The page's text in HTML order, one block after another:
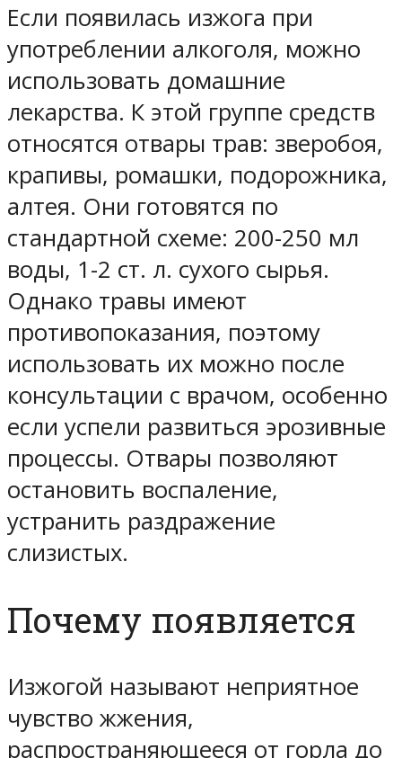
Если появилась изжога при
употреблении алкоголя, можно
использовать домашние
лекарства. К этой группе средств
относятся отвары трав: зверобоя,
крапивы, ромашки, подорожника,
алтея. Они готовятся по
стандартной схеме: 200-250 мл
воды, 1-2 ст. л. сухого сырья.
Однако травы имеют
противопоказания, поэтому
использовать их можно после
консультации с врачом, особенно
если успели развиться эрозивные
процессы. Отвары позволяют
остановить воспаление,
устранить раздражение
слизистых.
Почему появляется
Изжогой называют неприятное
чувство жжения,
распространяющееся от горла до